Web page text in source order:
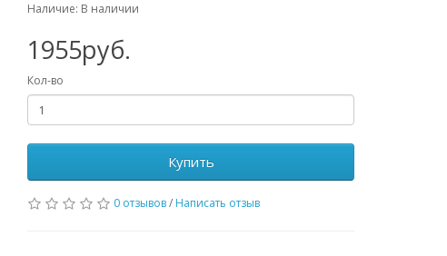
Наличие: В наличии
1955руб.
Кол-во
Купить
0 отзывов/ Написать отзыв